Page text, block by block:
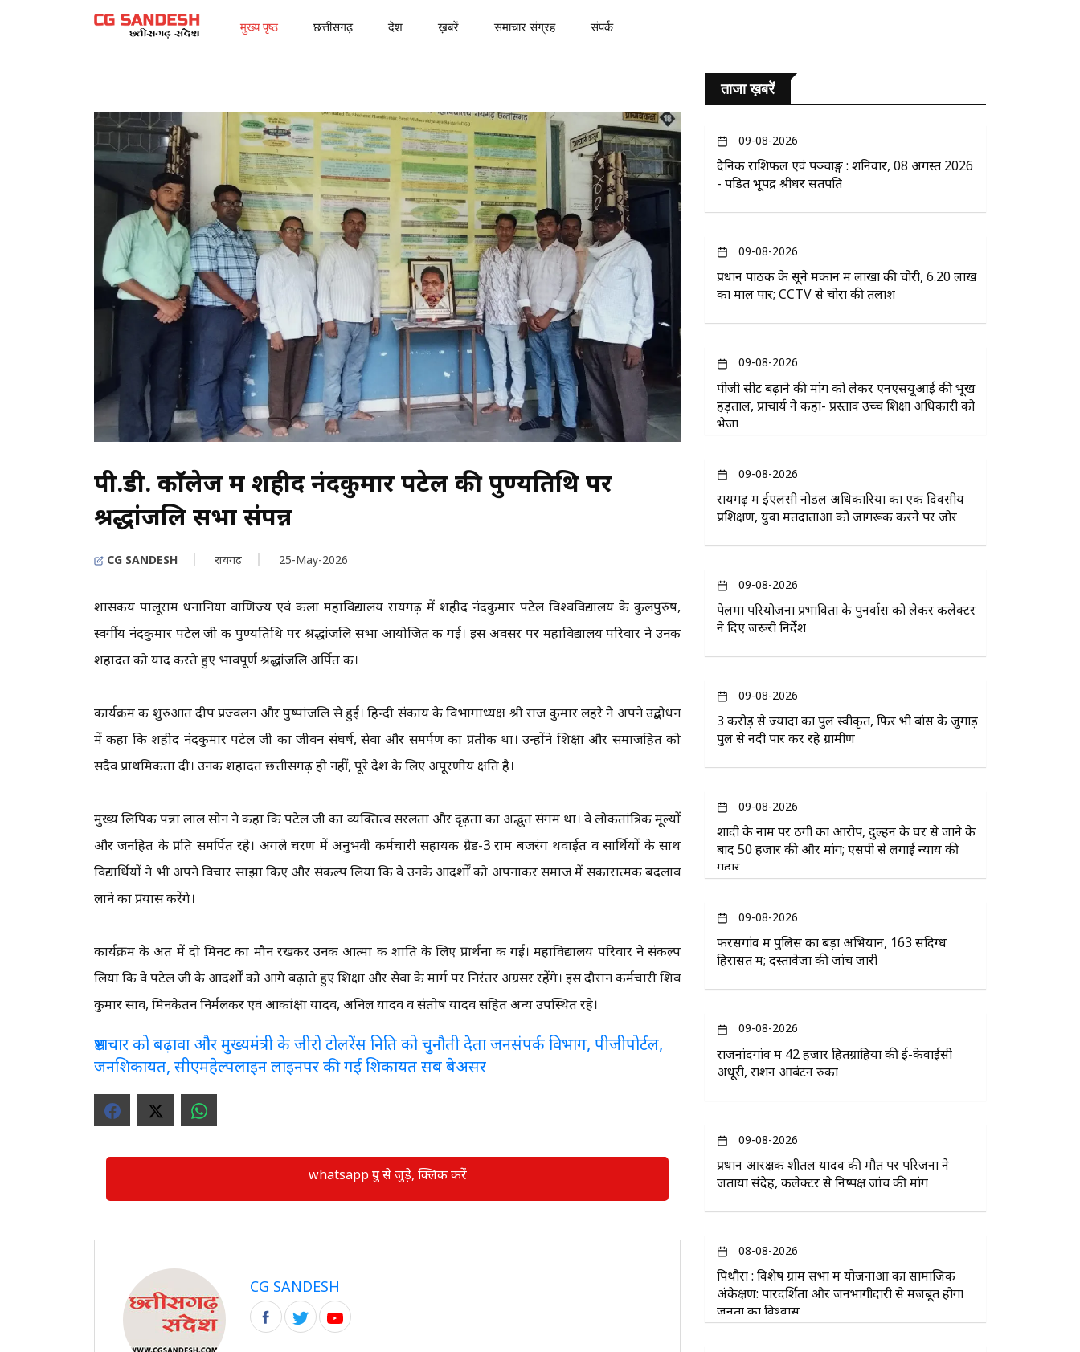
मुख्य पृष्ठ छत्तीसगढ़ देश ख़बरें समाचार संग्रह संपर्क
पी.डी. काॅलेज में शहीद नंदकुमार पटेल की पुण्यतिथि पर
श्रद्धांजलि सभा संपन्न
CG SANDESH रायगढ़ 25-May-2026
शासकीय पालूराम धनानिया वाणिज्य एवं कला महाविद्यालय रायगढ़ में शहीद नंदकुमार पटेल विश्वविद्यालय के कुलपुरुष,
स्वर्गीय नंदकुमार पटेल जी की पुण्यतिथि पर श्रद्धांजलि सभा आयोजित की गई। इस अवसर पर महाविद्यालय परिवार ने उनकी
शहादत को याद करते हुए भावपूर्ण श्रद्धांजलि अर्पित की।
कार्यक्रम की शुरुआत दीप प्रज्वलन और पुष्पांजलि से हुई। हिन्दी संकाय के विभागाध्यक्ष श्री राज कुमार लहरे ने अपने उद्बोधन
में कहा कि शहीद नंदकुमार पटेल जी का जीवन संघर्ष, सेवा और समर्पण का प्रतीक था। उन्होंने शिक्षा और समाजहित को
सदैव प्राथमिकता दी। उनकी शहादत छत्तीसगढ़ ही नहीं, पूरे देश के लिए अपूरणीय क्षति है।
मुख्य लिपिक पन्ना लाल सोन ने कहा कि पटेल जी का व्यक्तित्व सरलता और दृढ़ता का अद्भुत संगम था। वे लोकतांत्रिक मूल्यों
और जनहित के प्रति समर्पित रहे। अगले चरण में अनुभवी कर्मचारी सहायक ग्रेड-3 राम बजरंग थवाईत व सार्थियों के साथ
विद्यार्थियों ने भी अपने विचार साझा किए और संकल्प लिया कि वे उनके आदर्शों को अपनाकर समाज में सकारात्मक बदलाव
लाने का प्रयास करेंगे।
कार्यक्रम के अंत में दो मिनट का मौन रखकर उनकी आत्मा की शांति के लिए प्रार्थना की गई। महाविद्यालय परिवार ने संकल्प
लिया कि वे पटेल जी के आदर्शों को आगे बढ़ाते हुए शिक्षा और सेवा के मार्ग पर निरंतर अग्रसर रहेंगे। इस दौरान कर्मचारी शिव
कुमार साव, मिनकेतन निर्मलकर एवं आकांक्षा यादव, अनिल यादव व संतोष यादव सहित अन्य उपस्थित रहे।
भ्रष्टाचार को बढ़ावा और मुख्यमंत्री के जीरो टोलरेंस निति को चुनौती देता जनसंपर्क विभाग, पीजीपोर्टल,
जनशिकायत, सीएमहेल्पलाइन लाइनपर की गई शिकायत सब बेअसर
whatsapp ग्रुप से जुड़े, क्लिक करें
CG SANDESH
ताजा ख़बरें
09-08-2026
दैनिक राशिफल एवं पञ्चाङ्ग : शनिवार, 08 अगस्त 2026
- पंडित भूपेंद्र श्रीधर सतपति
09-08-2026
प्रधान पाठक के सूने मकान में लाखों की चोरी, 6.20 लाख
का माल पार; CCTV से चोरों की तलाश
09-08-2026
पीजी सीट बढ़ाने की मांग को लेकर एनएसयूआई की भूख
हड़ताल, प्राचार्य ने कहा- प्रस्ताव उच्च शिक्षा अधिकारी को
भेजा
09-08-2026
रायगढ़ में ईएलसी नोडल अधिकारियों का एक दिवसीय
प्रशिक्षण, युवा मतदाताओं को जागरूक करने पर जोर
09-08-2026
पेलमा परियोजना प्रभावितों के पुनर्वास को लेकर कलेक्टर
ने दिए जरूरी निर्देश
09-08-2026
3 करोड़ से ज्यादा का पुल स्वीकृत, फिर भी बांस के जुगाड़
पुल से नदी पार कर रहे ग्रामीण
09-08-2026
शादी के नाम पर ठगी का आरोप, दुल्हन के घर से जाने के
बाद 50 हजार की और मांग; एसपी से लगाई न्याय की
गुहार
09-08-2026
फरसगांव में पुलिस का बड़ा अभियान, 163 संदिग्ध
हिरासत में; दस्तावेजों की जांच जारी
09-08-2026
राजनांदगांव में 42 हजार हितग्राहियों की ई-केवाईसी
अधूरी, राशन आबंटन रुका
09-08-2026
प्रधान आरक्षक शीतल यादव की मौत पर परिजनों ने
जताया संदेह, कलेक्टर से निष्पक्ष जांच की मांग
08-08-2026
पिथौरा : विशेष ग्राम सभा में योजनाओं का सामाजिक
अंकेक्षण: पारदर्शिता और जनभागीदारी से मजबूत होगा
जनता का विश्वास